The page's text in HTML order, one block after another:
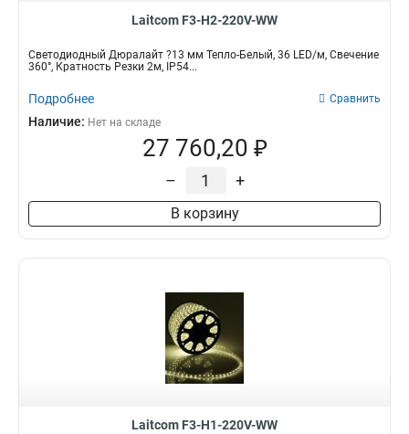
Laitcom F3-H2-220V-WW
Светодиодный Дюралайт ?13 мм Тепло-Белый, 36 LED/м, Свечение
360°, Кратность Резки 2м, IP54...
Подробнее Сравнить
Наличие: Нет на складе
27 760,20 ₽
– +
В корзину
Laitcom F3-H1-220V-WW